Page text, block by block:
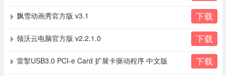
飘雪动画秀官方版 v3.1 下载
领沃云电脑官方版 v2.2.1.0 下载
雷掣USB3.0 PCI-e Card 扩展卡驱动程序 中文版 下载